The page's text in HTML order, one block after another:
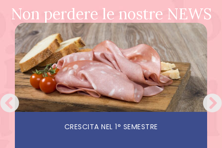
Non perdere le nostre NEWS
CRESCITA NEL 1° SEMESTRE